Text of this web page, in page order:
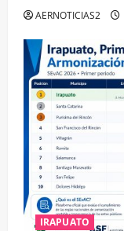
AERNOTICIAS2
IRAPUATO